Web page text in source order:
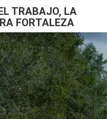
TRABAJO, LA
FORTALEZA